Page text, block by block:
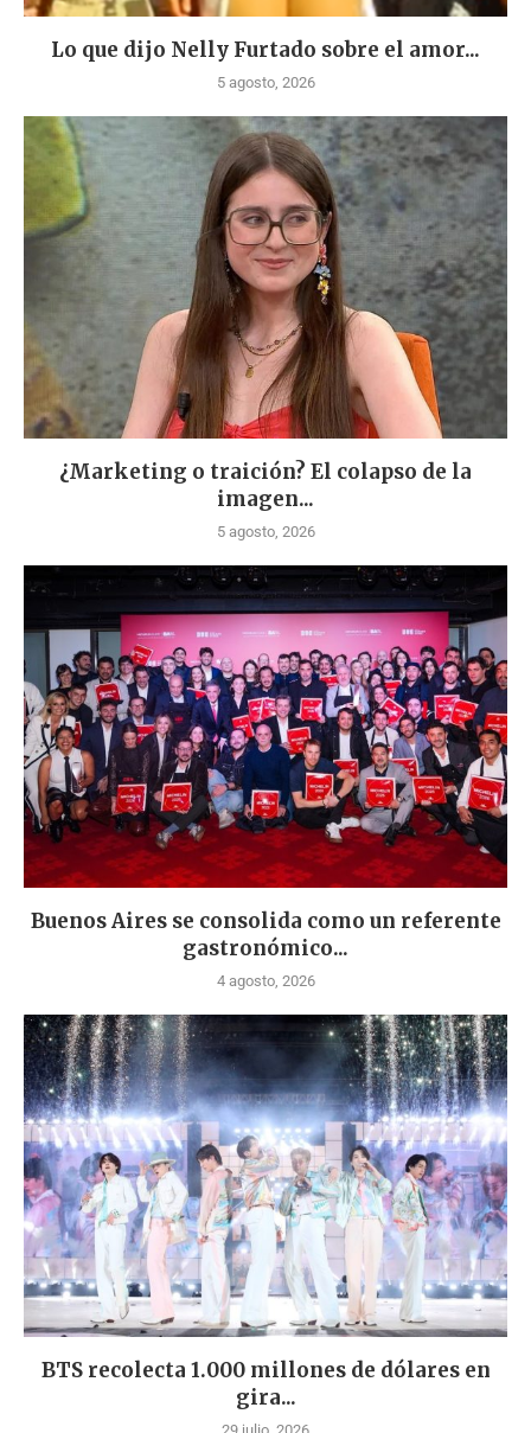
Lo que dijo Nelly Furtado sobre el amor...
5 agosto, 2026
¿Marketing o traición? El colapso de la
imagen...
5 agosto, 2026
Buenos Aires se consolida como un referente
gastronómico...
4 agosto, 2026
BTS recolecta 1.000 millones de dólares en
gira...